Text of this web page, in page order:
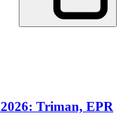
Triman, EPR